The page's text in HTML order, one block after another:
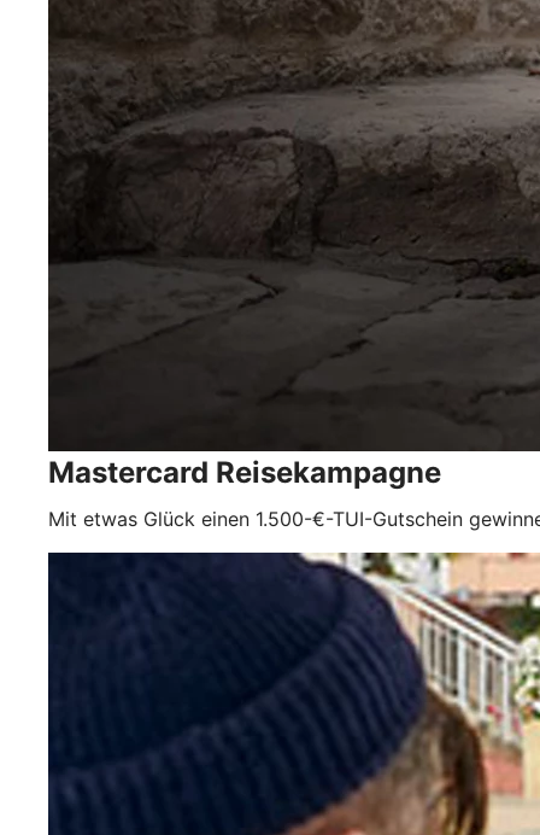
Mastercard Reisekampagne
Mit etwas Glück einen 1.500-€-TUI-Gutschein